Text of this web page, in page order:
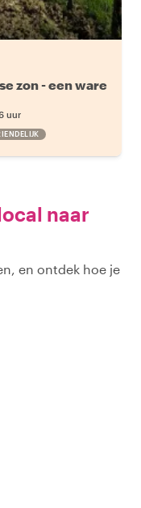
zon - een ware
uur
naar
en ontdek hoe je